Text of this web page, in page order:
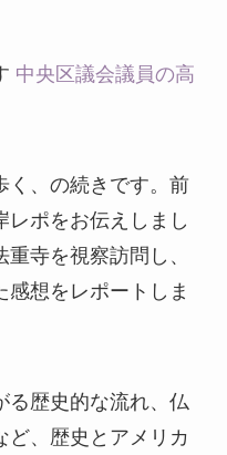
中央区議会議員の高
く、の続きです。前
レポをお伝えしまし
寺を視察訪問し、
感想をレポートしま
る歴史的な流れ、仏
ど、歴史とアメリカ